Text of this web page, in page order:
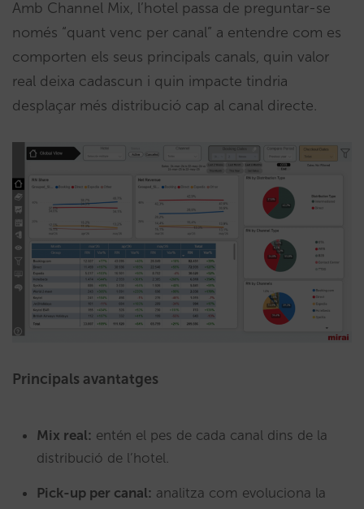
Amb Channel Mix, l’hotel passa de preguntar-se
només “quant venc per canal” a entendre com es
comporten els seus principals canals, quin valor
real deixa cadascun i quin impacte tindria
desplaçar més distribució cap al canal directe.
Principals avantatges
Mix real: entén el pes de cada canal dins de la
distribució de l’hotel.
Pick-up per canal: analitza com evoluciona la